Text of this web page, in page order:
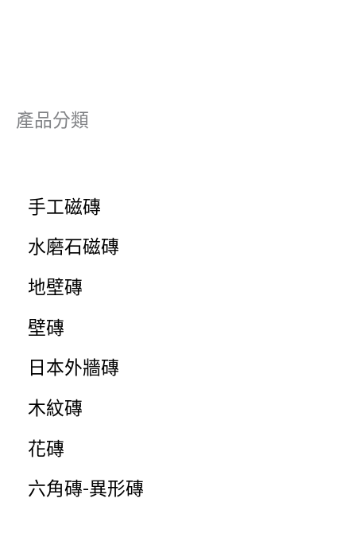
產品分類
手工磁磚
水磨石磁磚
地壁磚
壁磚
日本外牆磚
木紋磚
花磚
六角磚-異形磚